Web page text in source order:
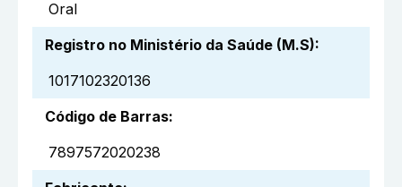
Oral
Registro no Ministério da Saúde (M.S):
1017102320136
Código de Barras:
7897572020238